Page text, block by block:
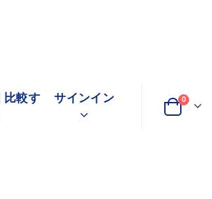
比較す
サインイン
変
カート
0商品